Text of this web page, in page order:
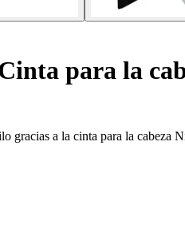
para la
gracias a la cinta para la cabeza